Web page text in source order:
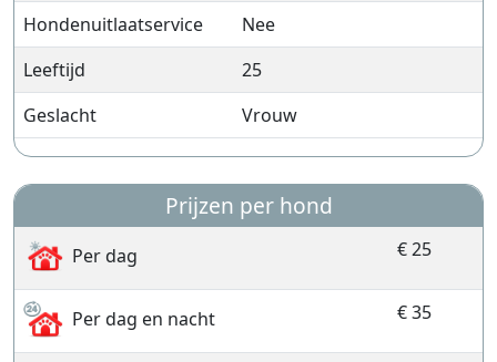
Hondenuitlaatservice
Nee
Leeftijd
25
Geslacht
Vrouw
Prijzen per hond
Per dag € 25
Per dag en nacht € 35